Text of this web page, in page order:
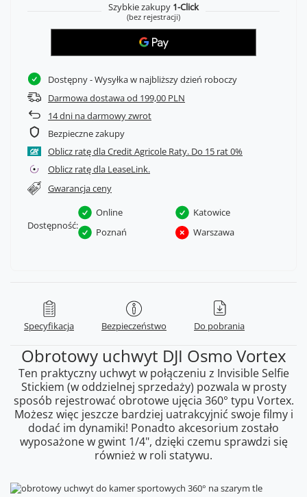
Szybkie zakupy 1-Click
(bez rejestracji)
Dostępny- Wysyłka w najbliższy dzień roboczy
Darmowa dostawa od 199,00 PLN
14dni na darmowy zwrot
Bezpieczne zakupy
Oblicz ratę dla Credit Agricole Raty.
Oblicz ratę dla LeaseLink.
Gwarancja ceny
Dostępność:
Online
Katowice
Poznań
Warszawa
Specyfikacja Bezpieczeństwo Do pobrania
Obrotowy uchwyt DJI Osmo Vortex
Ten praktyczny uchwyt w połączeniu z Invisible Selfie
Stickiem (w oddzielnej sprzedaży) pozwala w prosty
sposób rejestrować obrotowe ujęcia 360° typu Vortex.
Możesz więc jeszcze bardziej uatrakcyjnić swoje filmy i
dodać im dynamiki! Ponadto akcesorium zostało
wyposażone w gwint 1/4", dzięki czemu sprawdzi się
również w roli statywu.